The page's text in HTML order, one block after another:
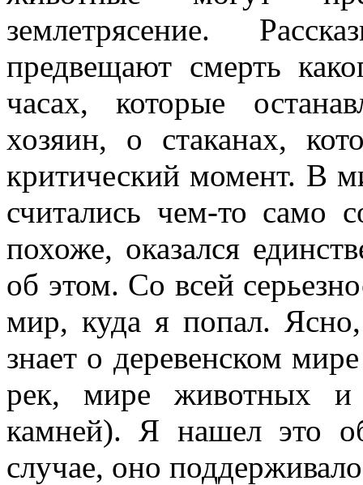
землетрясение.
предвещают смерть
часах, которые
хозяин, о стаканах,
критический момент. В
считались чем-то само
похоже, оказался
об этом. Со всей
мир, куда я попал.
знает о деревенском
рек, мире животных
камней). Я нашел это
случае, оно